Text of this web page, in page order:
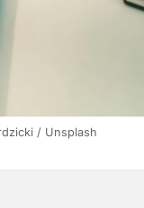
/ Unsplash